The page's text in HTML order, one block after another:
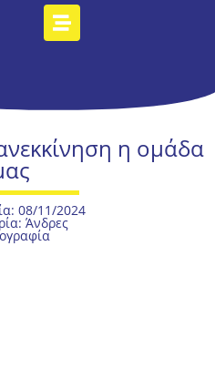
η ομάδα
08/11/2024
Άνδρες